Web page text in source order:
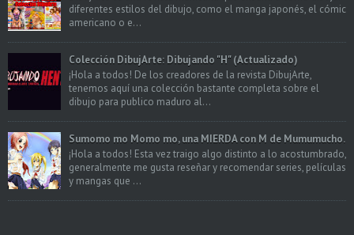
diferentes estilos del dibujo, como el manga japonés, el cómic
americano o e...
Colección DibujArte: Dibujando "H" (Actualizado)
¡Hola a todos! De los creadores de la revista DibujArte,
tenemos aquí una colección bastante completa sobre el
dibujo para publico maduro al...
Sumomo mo Momo mo, una MIERDA con M de Mumumucho.
¡Hola a todos! Esta vez traigo algo distinto a lo acostumbrado,
generalmente me gusta reseñar y recomendar series, películas
y mangas que ...